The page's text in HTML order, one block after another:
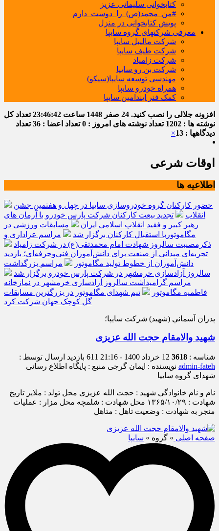
کتابخوانی سلیمانی عزیز
#من_محمد(ص)_را_دوست_دارم
پویش کتابخوانی در منزل
معرفی شرکتهای گروه سایپا
شرکت مالیبل سایپا
شرکت طیف سایپا
شرکت زامیاد
شرکت بن رو سایپا
مهندسی توسعه سایپا(سیکو)
همراه خودرو سایپا
کمک فنر ایندامین سایپا
افزونه جلالی را نصب کنید. 24 صفر 1448 ساعت 23:46:43تعداد کل
نوشته ها : 1202
تعداد نوشته های امروز : 0 تعداد اعضا : 36
تعداد
دیدگاهها : 13
×
اوقات شرعی
اطلاعیه ها
حضور کارکنان گروه خودروسازی سایپا در چهل و هفتمین جشن
انقلاب
تجدید بیعت کارکنان شرکت پارس خودرو با آرمان های
رهبر کبیر و فقید انقلاب اسلامی ایران
مسابقات ورزشی در
مگاموتوربا استقبال کارکنان برگزار شد
مراسم عزاداری و
ذکرمصیبت سالروز شهادت امام محمدتقی(ع) در شرکت زامیاد
تجربه‌ای میدانی از صنعت برای دانش‌آموزان فنی‌وحرفه‌ای؛ بازدید
دانش‌آموزان از خطوط تولید مگاموتور
مراسم بزرگداشت
سالروز آزادسازی خرمشهر در شرکت پارس خودرو برگزار شد
مراسم گرامیداشت سالروز آزادسازی خرمشهر در نمازخانه
فاطمیه مگاموتور
تیم شهدای مگاموتور در بزرگترین مسابقات
گل کوچک جهان شرکت کرد
پدران آسماني (شهيد) شركت سايپا؛
شهید والامقام حجت الله عزیزی
شناسه : 3618 12 خرداد 1400 - 21:16
ارسال توسط :
admin-fateh نویسنده : ایمان گرجی منبع : پایگاه اطلاع رسانی
شهدای گروه سایپا
نام و نام خانوادگی شهید : حجت الله عزیزی محل تولد : ملایر تاریخ
شهادت : ۱۳۶۵/۱۰/۲۹ محل شهادت : شلمچه محل مزار : عملیات
منجر به شهادت : وضعیت تاهل : متاهل
صفحه اصلی » گروه » سایپا